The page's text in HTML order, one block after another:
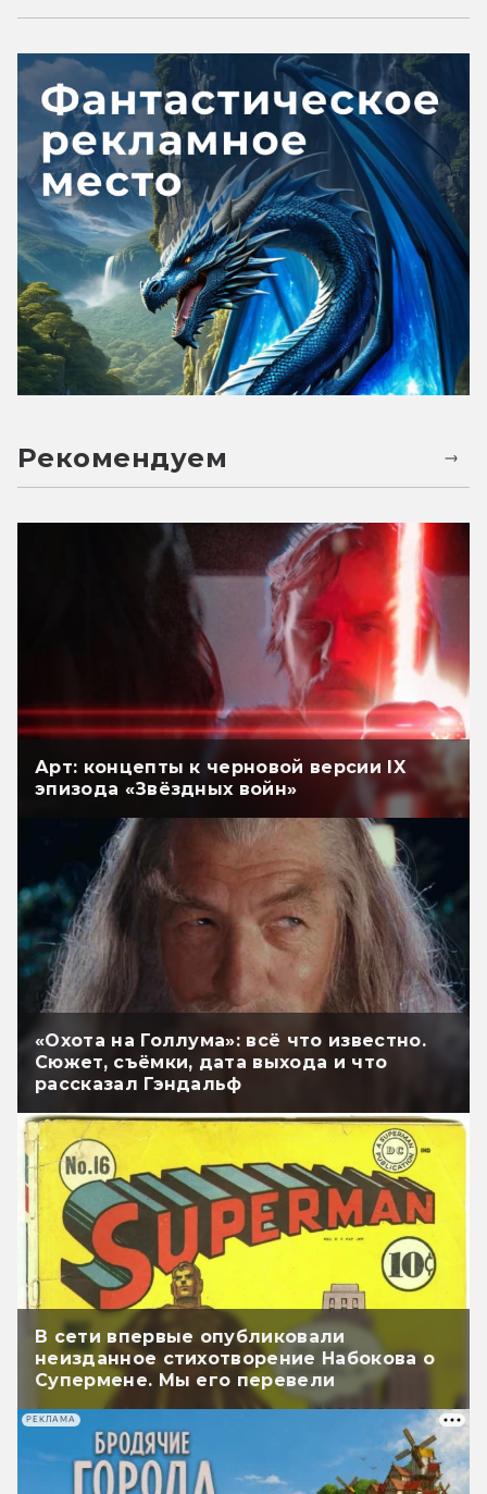
Рекомендуем
Арт: концепты к черновой версии IX
эпизода «Звёздных войн»
«Охота на Голлума»: всё что известно.
Сюжет, съёмки, дата выхода и что
рассказал Гэндальф
В сети впервые опубликовали
неизданное стихотворение Набокова о
Супермене. Мы его перевели
РЕКЛАМА